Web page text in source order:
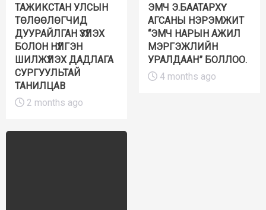
ТАЖИКСТАН УЛСЫН
ТӨЛӨӨЛӨГЧИД
ДУУРАЙЛГАН ҮЗҮҮЛЭХ
БОЛОН НҮҮЛГЭН
ШИЛЖҮҮЛЭХ ДАДЛАГА
СУРГУУЛЬТАЙ
ТАНИЛЦАВ
2 months ago
ЭМЧ Э.БААТАРХҮҮ
АГСАНЫ НЭРЭМЖИТ
“ЭМЧ НАРЫН АЖИЛ
МЭРГЭЖЛИЙН
УРАЛДААН” БОЛЛОО.
4 months ago